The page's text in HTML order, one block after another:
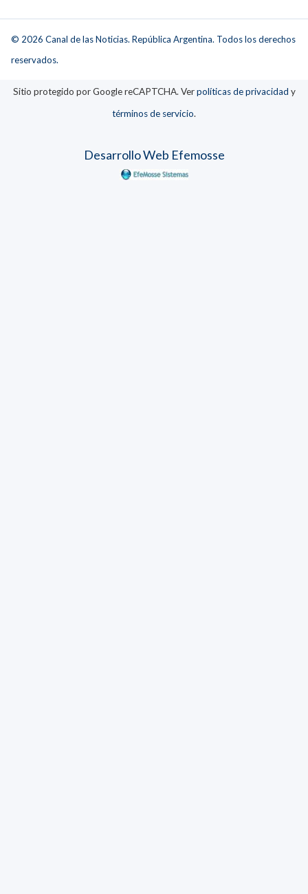
© 2026 Canal de las Noticias. República Argentina. Todos los derechos
reservados.
Sitio protegido por Google reCAPTCHA. Verpolíticas de privacidad y
términos de servicio.
Desarrollo Web Efemosse